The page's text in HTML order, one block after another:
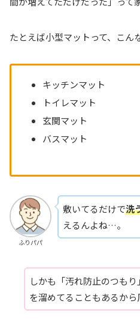
たとえば小型マットって、こん
キッチンマット
トイレマット
玄関マット
バスマット
ふりパパ
敷いてるだけで洗
えるんよね…。
しかも「汚れ防止のつも
を溜めてることもあるから